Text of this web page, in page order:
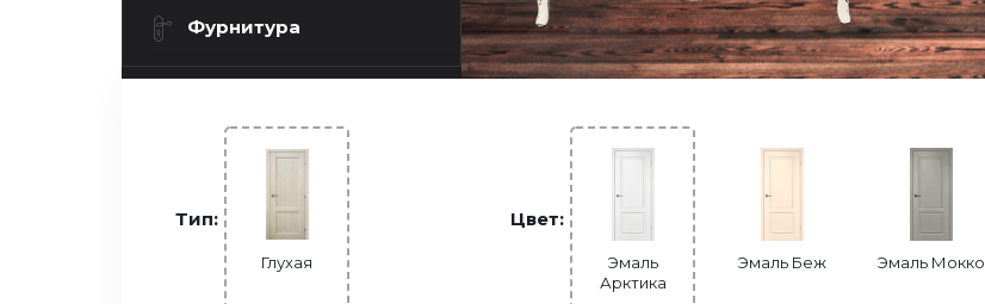
Шпонированные двери.
Двери ПЭТ
Двери Экошпон. Серия
«Графика»
Двери Экошпон. Серия
«Евро»
Двери Экошпон. «Парящая
Фурнитура
Тип:
Глухая
Цвет:
Эмаль
Арктика
Эмаль Беж Эмаль Мокко